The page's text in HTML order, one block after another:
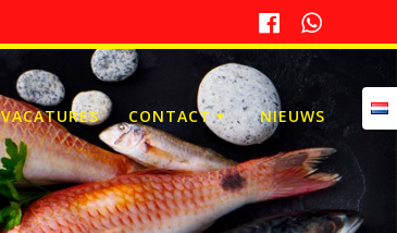
VACATURES CONTACT NIEUWS